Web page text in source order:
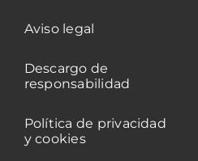
Aviso legal
Descargo de
responsabilidad
Política de privacidad
y cookies